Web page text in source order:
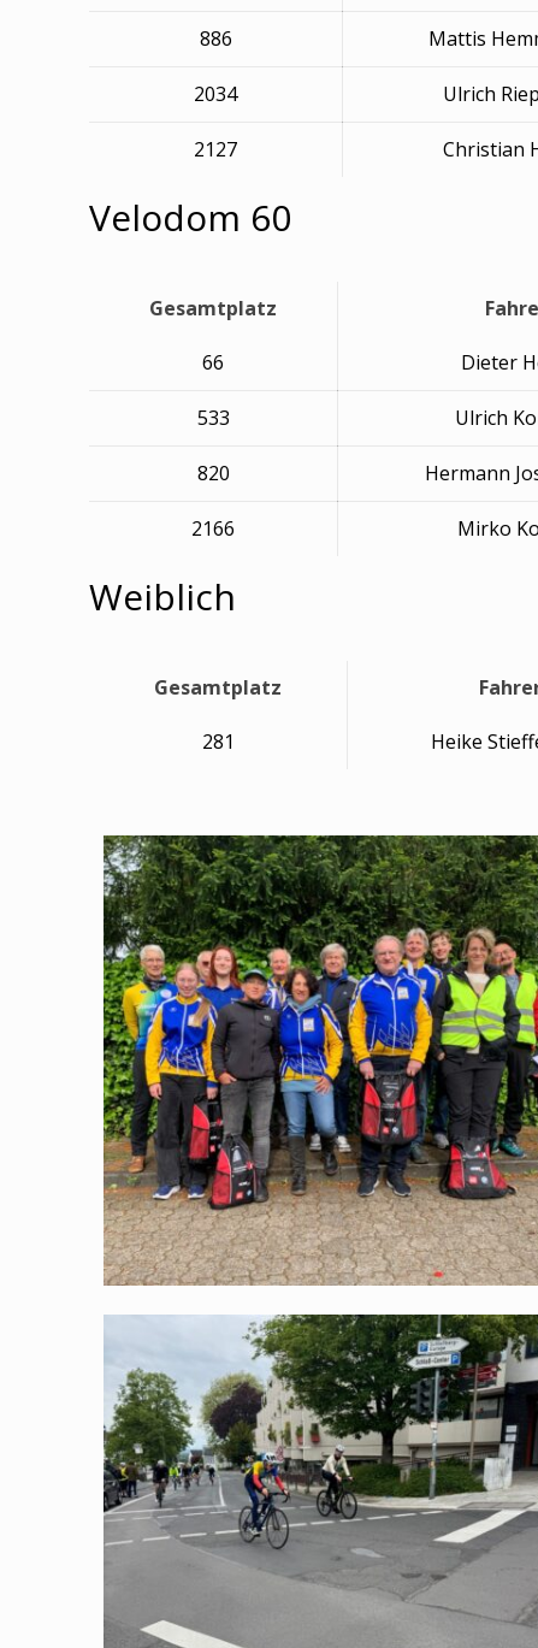
886 Mattis
2034 Ulrich
2127 Christian
Velodom 60
Gesamtplatz
66 Dieter
533 Ulrich
820 Hermann
2166 Mirko
Weiblich
Gesamtplatz
281 Heike